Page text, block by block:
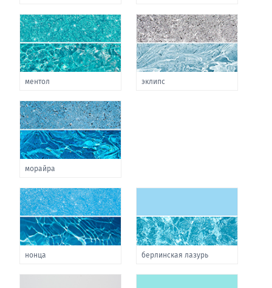
ментол эклипс
морайра
нонца берлинская лазурь